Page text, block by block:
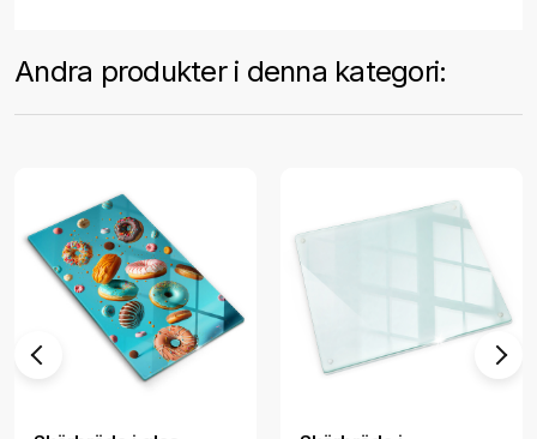
Andra produkter i denna kategori: